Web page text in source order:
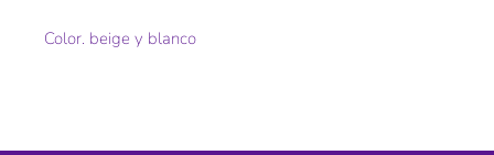
Color. beige y blanco